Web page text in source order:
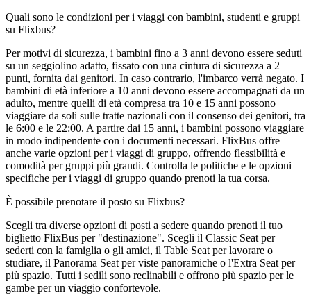
Quali sono le condizioni per i viaggi con bambini, studenti e gruppi
su Flixbus?
Per motivi di sicurezza, i bambini fino a 3 anni devono essere seduti
su un seggiolino adatto, fissato con una cintura di sicurezza a 2
punti, fornita dai genitori. In caso contrario, l'imbarco verrà negato. I
bambini di età inferiore a 10 anni devono essere accompagnati da un
adulto, mentre quelli di età compresa tra 10 e 15 anni possono
viaggiare da soli sulle tratte nazionali con il consenso dei genitori, tra
le 6:00 e le 22:00. A partire dai 15 anni, i bambini possono viaggiare
in modo indipendente con i documenti necessari. FlixBus offre
anche varie opzioni per i viaggi di gruppo, offrendo flessibilità e
comodità per gruppi più grandi. Controlla le politiche e le opzioni
specifiche per i viaggi di gruppo quando prenoti la tua corsa.
È possibile prenotare il posto su Flixbus?
Scegli tra diverse opzioni di posti a sedere quando prenoti il ​​tuo
biglietto FlixBus per "destinazione". Scegli il Classic Seat per
sederti con la famiglia o gli amici, il Table Seat per lavorare o
studiare, il Panorama Seat per viste panoramiche o l'Extra Seat per
più spazio. Tutti i sedili sono reclinabili e offrono più spazio per le
gambe per un viaggio confortevole.